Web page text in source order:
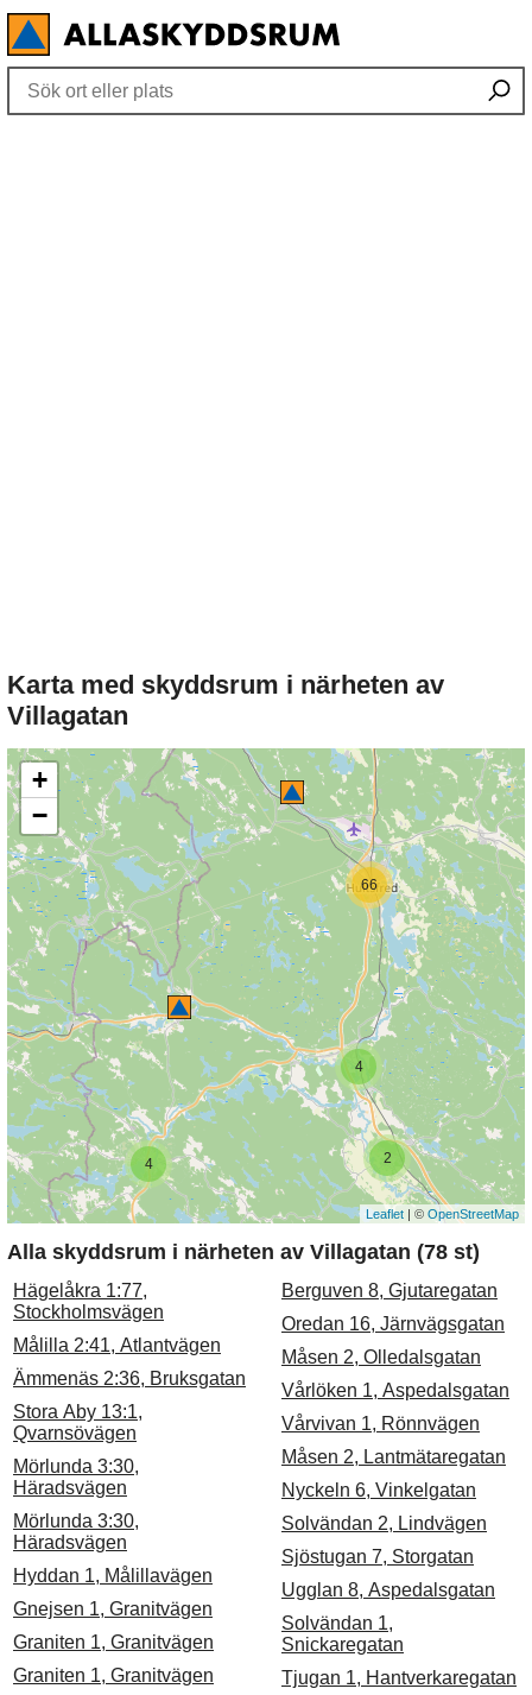
Karta med skyddsrum i närheten av
Villagatan
4
66
2
4
+
−
Leaflet | © OpenStreetMap
Alla skyddsrum i närheten av Villagatan (78 st)
Hägelåkra 1:77,
Stockholmsvägen
Målilla 2:41, Atlantvägen
Ämmenäs 2:36, Bruksgatan
Stora Aby 13:1,
Qvarnsövägen
Mörlunda 3:30,
Häradsvägen
Mörlunda 3:30,
Häradsvägen
Hyddan 1, Målillavägen
Gnejsen 1, Granitvägen
Graniten 1, Granitvägen
Graniten 1, Granitvägen
Berguven 8, Gjutaregatan
Oredan 16, Järnvägsgatan
Måsen 2, Olledalsgatan
Vårlöken 1, Aspedalsgatan
Vårvivan 1, Rönnvägen
Måsen 2, Lantmätaregatan
Nyckeln 6, Vinkelgatan
Solvändan 2, Lindvägen
Sjöstugan 7, Storgatan
Ugglan 8, Aspedalsgatan
Solvändan 1,
Snickaregatan
Tjugan 1, Hantverkaregatan